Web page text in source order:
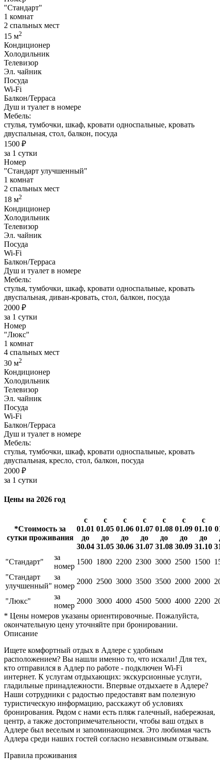
"Стандарт"
1 комнат
2 спальных мест
15 м2
Кондиционер
Холодильник
Телевизор
Эл. чайник
Посуда
Wi-Fi
Балкон/Терраса
Душ и туалет в номере
Мебель:
стулья, тумбочки, шкаф, кровати односпальные, кровать
двуспальная, стол, балкон, посуда
1500 ₽
за 1 сутки
Номер
"Стандарт улучшенный"
1 комнат
2 спальных мест
18 м2
Кондиционер
Холодильник
Телевизор
Эл. чайник
Посуда
Wi-Fi
Балкон/Терраса
Душ и туалет в номере
Мебель:
стулья, тумбочки, шкаф, кровати односпальные, кровать
двуспальная, диван-кровать, стол, балкон, посуда
2000 ₽
за 1 сутки
Номер
"Люкс"
1 комнат
4 спальных мест
30 м2
Кондиционер
Холодильник
Телевизор
Эл. чайник
Посуда
Wi-Fi
Балкон/Терраса
Душ и туалет в номере
Мебель:
стулья, тумбочки, шкаф, кровати односпальные, кровать
двуспальная, кресло, стол, балкон, посуда
2000 ₽
за 1 сутки
Цены на 2026 год
*Стоимость за
сутки проживания
с
01.01
до
30.04
с
01.05
до
31.05
с
01.06
до
30.06
с
01.07
до
31.07
с
01.08
до
31.08
с
01.09
до
30.09
с
01.10
до
31.10
"Стандарт"
за
номер
1500 1800 2200 2300 3000 2500 1500
"Стандарт
улучшенный"
за
номер
2000 2500 3000 3500 3500 2000 2000
"Люкс"
за
номер
2000 3000 4000 4500 5000 4000 2200
* Цены номеров указаны ориентировочные. Пожалуйста,
окончательную цену уточняйте при бронировании.
Описание
Ищете комфортный отдых в Адлере с удобным
расположением? Вы нашли именно то, что искали! Для тех,
кто отправился в Адлер по работе - подключен Wi-Fi
интернет. К услугам отдыхающих: экскурсионные услуги,
гладильные принадлежности. Впервые отдыхаете в Адлере?
Наши сотрудники с радостью предоставят вам полезную
туристическую информацию, расскажут об условиях
бронирования. Рядом с нами есть пляж галечный, набережная,
центр, а также достопримечательности, чтобы ваш отдых в
Адлере был веселым и запоминающимся. Это любимая часть
Адлера среди наших гостей согласно независимым отзывам.
Правила проживания